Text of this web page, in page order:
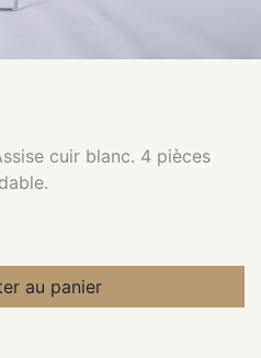
cuir blanc. 4 pièces
au panier